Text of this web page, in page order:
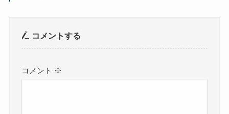
コメントする
コメント ※